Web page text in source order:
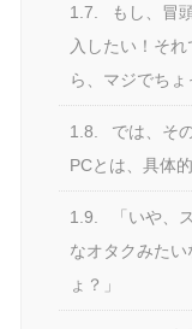
1.7.
もし、冒
入したい！そ
ら、マジでちょ
1.8.
では、そ
PCとは、具体
1.9.
「いや、
なオタクみた
ょ？」